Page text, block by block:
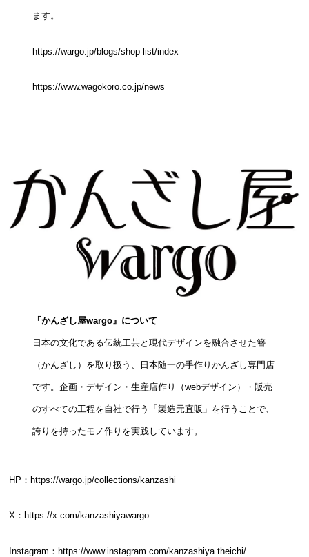
ます。
https://wargo.jp/blogs/shop-list/index
https://www.wagokoro.co.jp/news
『かんざし屋wargo』について
日本の文化である伝統工芸と現代デザインを融合させた簪
（かんざし）を取り扱う、日本随一の手作りかんざし専門店
です。企画・デザイン・生産店作り（webデザイン）・販売
のすべての工程を自社で行う「製造元直販」を行うことで、
誇りを持ったモノ作りを実践しています。
HP： https://wargo.jp/collections/kanzashi
X： https://x.com/kanzashiyawargo
Instagram： https://www.instagram.com/kanzashiya.theichi/